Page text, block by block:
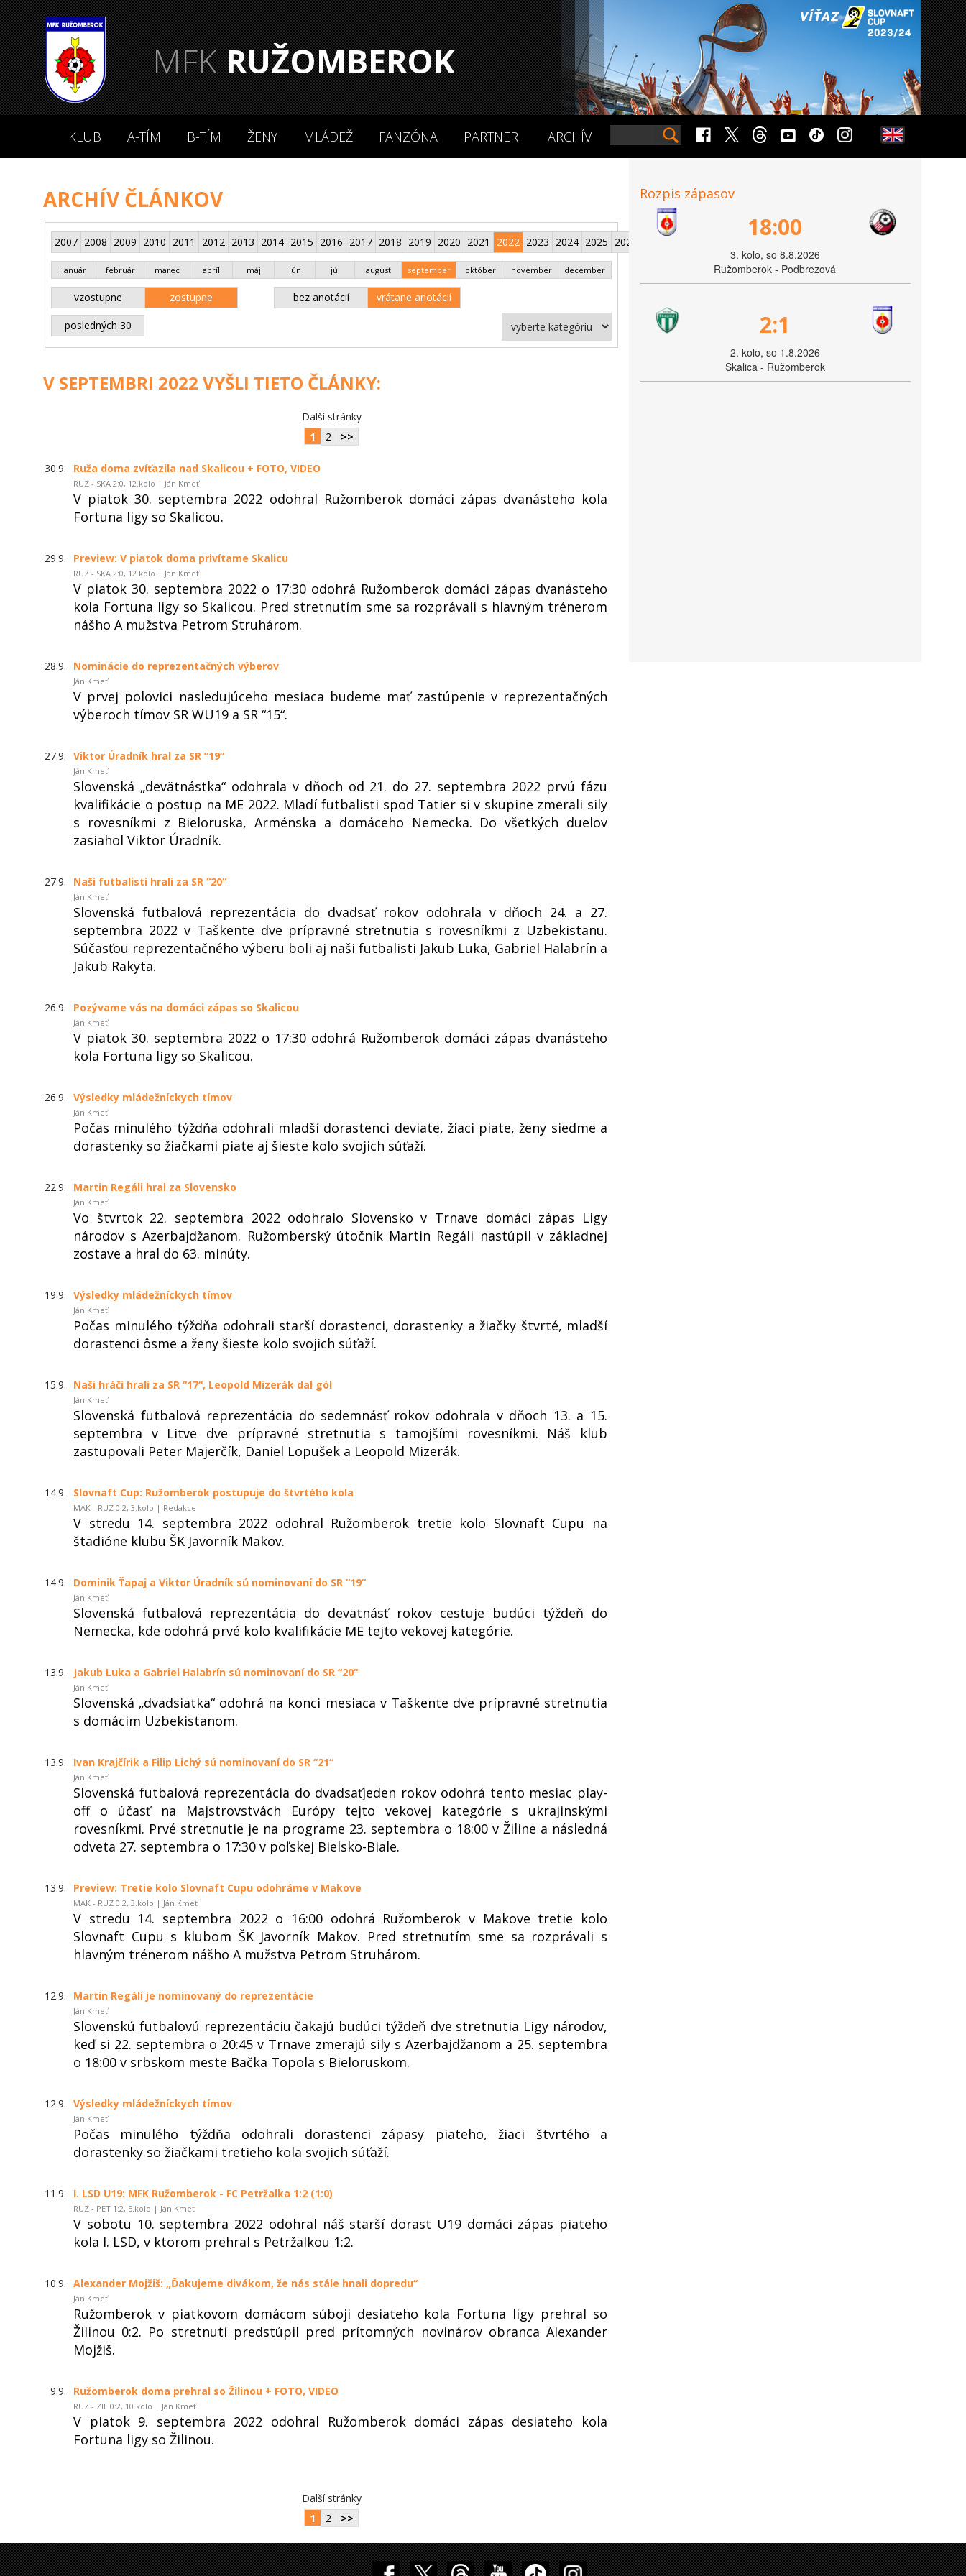
MFKRUŽOMBEROK
KLUB A-TÍM B-TÍM ŽENY MLÁDEŽ FANZÓNA PARTNERI ARCHÍV
ARCHÍV ČLÁNKOV
2007 2008 2009 2010 2011 2012 2013 2014 2015 2016 2017 2018 2019 2020 2021 2022 2023 2024 2025 2026
január február marec apríl máj jún júl august september október november december
vzostupne zostupne bez anotácií vrátane anotácií
posledných 30
V SEPTEMBRI 2022 VYŠLI TIETO ČLÁNKY:
Další stránky
1
2 >>
30.9. Ruža doma zvíťazila nad Skalicou + FOTO, VIDEO
RUZ - SKA 2:0, 12.kolo | Ján Kmeť
V piatok 30. septembra 2022 odohral Ružomberok domáci zápas dvanásteho kola
Fortuna ligy so Skalicou.
29.9. Preview: V piatok doma privítame Skalicu
RUZ - SKA 2:0, 12.kolo | Ján Kmeť
V piatok 30. septembra 2022 o 17:30 odohrá Ružomberok domáci zápas dvanásteho
kola Fortuna ligy so Skalicou. Pred stretnutím sme sa rozprávali s hlavným trénerom
nášho A mužstva Petrom Struhárom.
28.9. Nominácie do reprezentačných výberov
Ján Kmeť
V prvej polovici nasledujúceho mesiaca budeme mať zastúpenie v reprezentačných
výberoch tímov SR WU19 a SR “15“.
27.9. Viktor Úradník hral za SR “19“
Ján Kmeť
Slovenská „devätnástka“ odohrala v dňoch od 21. do 27. septembra 2022 prvú fázu
kvalifikácie o postup na ME 2022. Mladí futbalisti spod Tatier si v skupine zmerali sily
s rovesníkmi z Bieloruska, Arménska a domáceho Nemecka. Do všetkých duelov
zasiahol Viktor Úradník.
27.9. Naši futbalisti hrali za SR “20“
Ján Kmeť
Slovenská futbalová reprezentácia do dvadsať rokov odohrala v dňoch 24. a 27.
septembra 2022 v Taškente dve prípravné stretnutia s rovesníkmi z Uzbekistanu.
Súčasťou reprezentačného výberu boli aj naši futbalisti Jakub Luka, Gabriel Halabrín a
Jakub Rakyta.
26.9. Pozývame vás na domáci zápas so Skalicou
Ján Kmeť
V piatok 30. septembra 2022 o 17:30 odohrá Ružomberok domáci zápas dvanásteho
kola Fortuna ligy so Skalicou.
26.9. Výsledky mládežníckych tímov
Ján Kmeť
Počas minulého týždňa odohrali mladší dorastenci deviate, žiaci piate, ženy siedme a
dorastenky so žiačkami piate aj šieste kolo svojich súťaží.
22.9. Martin Regáli hral za Slovensko
Ján Kmeť
Vo štvrtok 22. septembra 2022 odohralo Slovensko v Trnave domáci zápas Ligy
národov s Azerbajdžanom. Ružomberský útočník Martin Regáli nastúpil v základnej
zostave a hral do 63. minúty.
19.9. Výsledky mládežníckych tímov
Ján Kmeť
Počas minulého týždňa odohrali starší dorastenci, dorastenky a žiačky štvrté, mladší
dorastenci ôsme a ženy šieste kolo svojich súťaží.
15.9. Naši hráči hrali za SR “17“, Leopold Mizerák dal gól
Ján Kmeť
Slovenská futbalová reprezentácia do sedemnásť rokov odohrala v dňoch 13. a 15.
septembra v Litve dve prípravné stretnutia s tamojšími rovesníkmi. Náš klub
zastupovali Peter Majerčík, Daniel Lopušek a Leopold Mizerák.
14.9. Slovnaft Cup: Ružomberok postupuje do štvrtého kola
MAK - RUZ 0:2, 3.kolo | Redakce
V stredu 14. septembra 2022 odohral Ružomberok tretie kolo Slovnaft Cupu na
štadióne klubu ŠK Javorník Makov.
14.9. Dominik Ťapaj a Viktor Úradník sú nominovaní do SR “19“
Ján Kmeť
Slovenská futbalová reprezentácia do devätnásť rokov cestuje budúci týždeň do
Nemecka, kde odohrá prvé kolo kvalifikácie ME tejto vekovej kategórie.
13.9. Jakub Luka a Gabriel Halabrín sú nominovaní do SR “20“
Ján Kmeť
Slovenská „dvadsiatka“ odohrá na konci mesiaca v Taškente dve prípravné stretnutia
s domácim Uzbekistanom.
13.9. Ivan Krajčírik a Filip Lichý sú nominovaní do SR “21“
Ján Kmeť
Slovenská futbalová reprezentácia do dvadsaťjeden rokov odohrá tento mesiac play-
off o účasť na Majstrovstvách Európy tejto vekovej kategórie s ukrajinskými
rovesníkmi. Prvé stretnutie je na programe 23. septembra o 18:00 v Žiline a následná
odveta 27. septembra o 17:30 v poľskej Bielsko-Biale.
13.9. Preview: Tretie kolo Slovnaft Cupu odohráme v Makove
MAK - RUZ 0:2, 3.kolo | Ján Kmeť
V stredu 14. septembra 2022 o 16:00 odohrá Ružomberok v Makove tretie kolo
Slovnaft Cupu s klubom ŠK Javorník Makov. Pred stretnutím sme sa rozprávali s
hlavným trénerom nášho A mužstva Petrom Struhárom.
12.9. Martin Regáli je nominovaný do reprezentácie
Ján Kmeť
Slovenskú futbalovú reprezentáciu čakajú budúci týždeň dve stretnutia Ligy národov,
keď si 22. septembra o 20:45 v Trnave zmerajú sily s Azerbajdžanom a 25. septembra
o 18:00 v srbskom meste Bačka Topola s Bieloruskom.
12.9. Výsledky mládežníckych tímov
Ján Kmeť
Počas minulého týždňa odohrali dorastenci zápasy piateho, žiaci štvrtého a
dorastenky so žiačkami tretieho kola svojich súťaží.
11.9. I. LSD U19: MFK Ružomberok - FC Petržalka 1:2 (1:0)
RUZ - PET 1:2, 5.kolo | Ján Kmeť
V sobotu 10. septembra 2022 odohral náš starší dorast U19 domáci zápas piateho
kola I. LSD, v ktorom prehral s Petržalkou 1:2.
10.9. Alexander Mojžiš: „Ďakujeme divákom, že nás stále hnali dopredu“
Ján Kmeť
Ružomberok v piatkovom domácom súboji desiateho kola Fortuna ligy prehral so
Žilinou 0:2. Po stretnutí predstúpil pred prítomných novinárov obranca Alexander
Mojžiš.
9.9. Ružomberok doma prehral so Žilinou + FOTO, VIDEO
RUZ - ZIL 0:2, 10.kolo | Ján Kmeť
V piatok 9. septembra 2022 odohral Ružomberok domáci zápas desiateho kola
Fortuna ligy so Žilinou.
Další stránky
1
2 >>
Rozpis zápasov
18:00
3. kolo, so 8.8.2026
Ružomberok - Podbrezová
2:1
2. kolo, so 1.8.2026
Skalica - Ružomberok